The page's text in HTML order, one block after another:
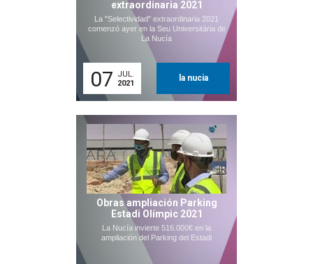
extraordinaria 2021
La "Selectividad" extraordinaria 2021
comenzó ayer en la Seu Universitària de
La Nucía
07
JUL.
2021
la nucia
Obras ampliación Parking
Estadi Olímpic 2021
La Nucía invierte 516.000€ en la
ampliación del Parking del Estadi